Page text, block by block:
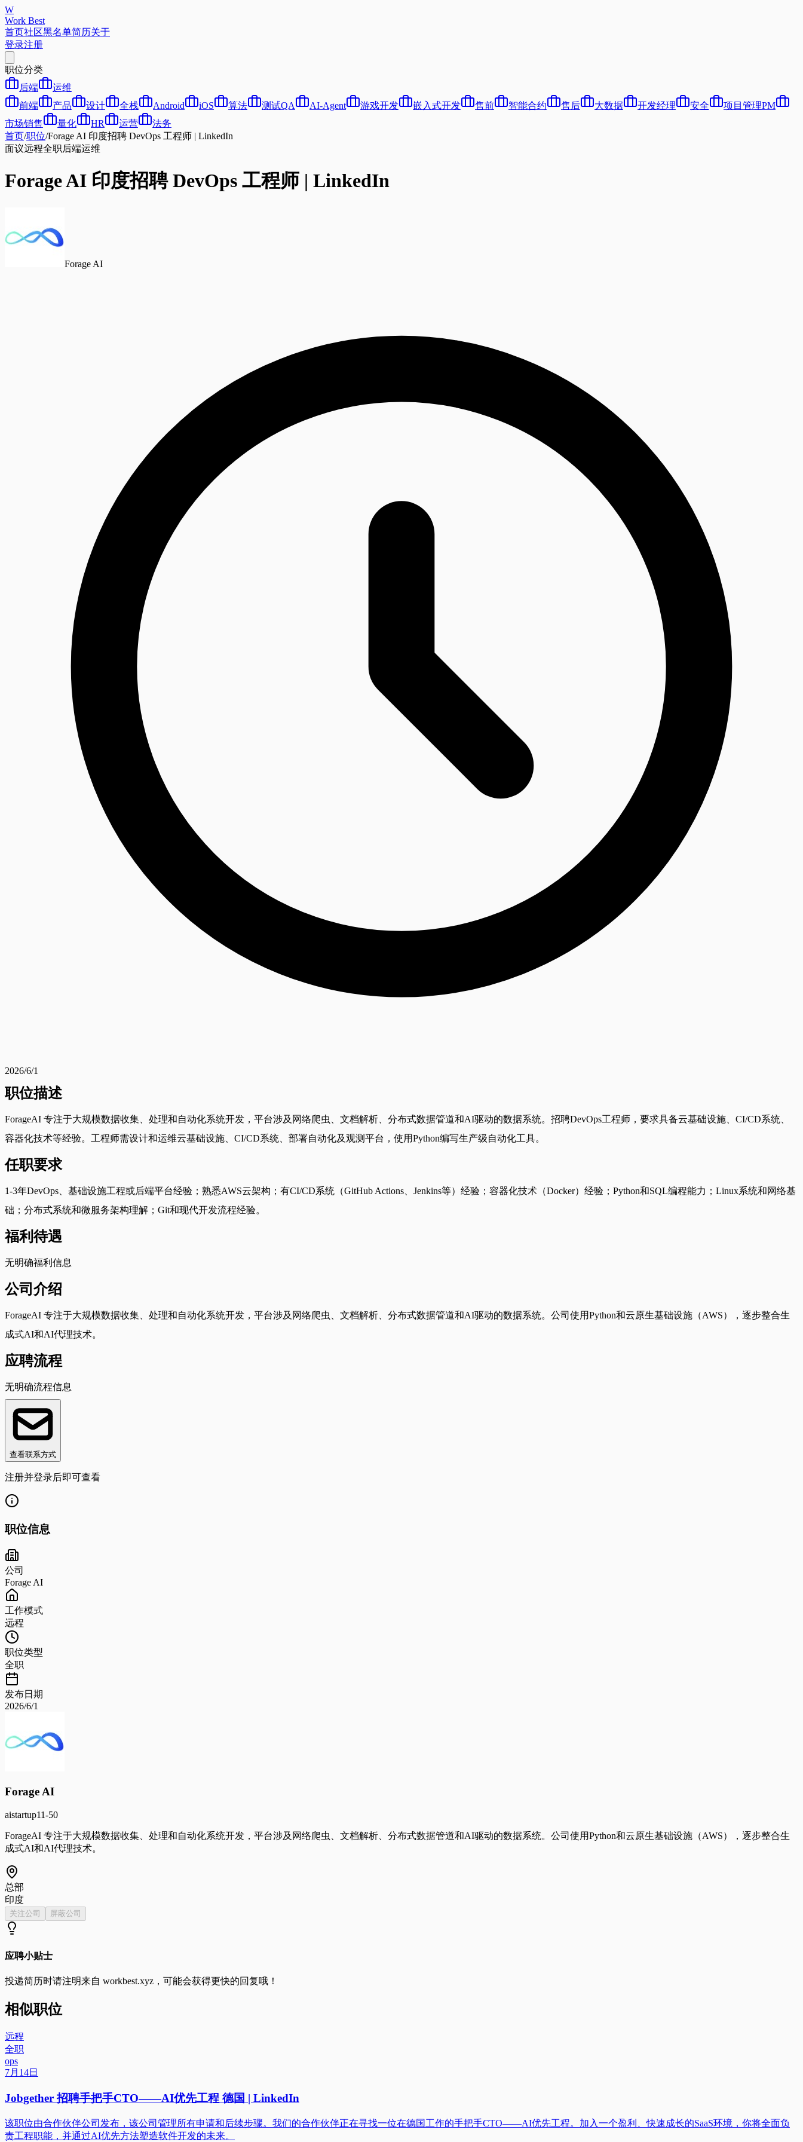
W
Work Best
首页社区黑名单简历关于
登录注册
职位分类
后端
运维
前端
产品 设计 全栈 Android iOS 算法 测试QA AI-Agent 游戏开发 嵌入式开发 售前 智能合约 售后 大数据 开发经理 安全
项目管理PM
市场销售
量化 HR 运营
法务
首页/职位/Forage AI 印度招聘 DevOps 工程师 | LinkedIn
面议远程全职后端运维
Forage AI 印度招聘 DevOps 工程师 | LinkedIn
Forage AI
2026/6/1
职位描述
ForageAI 专注于大规模数据收集、处理和自动化系统开发，平台涉及网络爬虫、文档解析、分布式数据管道和AI驱动的数据系统。招聘DevOps工程师，要求具备云基础设施、CI/CD系统、
容器化技术等经验。工程师需设计和运维云基础设施、CI/CD系统、部署自动化及观测平台，使用Python编写生产级自动化工具。
任职要求
1-3年DevOps、基础设施工程或后端平台经验；熟悉AWS云架构；有CI/CD系统（GitHub Actions、Jenkins等）经验；容器化技术（Docker）经验；Python和SQL编程能力；Linux系统和网络基
础；分布式系统和微服务架构理解；Git和现代开发流程经验。
福利待遇
无明确福利信息
公司介绍
ForageAI 专注于大规模数据收集、处理和自动化系统开发，平台涉及网络爬虫、文档解析、分布式数据管道和AI驱动的数据系统。公司使用Python和云原生基础设施（AWS），逐步整合生
成式AI和AI代理技术。
应聘流程
无明确流程信息
查看联系方式
注册并登录后即可查看
职位信息
公司
Forage AI
工作模式
远程
职位类型
全职
发布日期
2026/6/1
Forage AI
aistartup11-50
ForageAI 专注于大规模数据收集、处理和自动化系统开发，平台涉及网络爬虫、文档解析、分布式数据管道和AI驱动的数据系统。公司使用Python和云原生基础设施（AWS），逐步整合生
成式AI和AI代理技术。
总部
印度
关注公司 屏蔽公司
应聘小贴士
投递简历时请注明来自 workbest.xyz ，可能会获得更快的回复哦！
相似职位
远程
全职
ops
7月14日
Jobgether 招聘手把手CTO——AI优先工程 德国 | LinkedIn
该职位由合作伙伴公司发布，该公司管理所有申请和后续步骤。我们的合作伙伴正在寻找一位在德国工作的手把手CTO——AI优先工程。加入一个盈利、快速成长的SaaS环境，你将全面负
责工程职能，并通过AI优先方法塑造软件开发的未来。